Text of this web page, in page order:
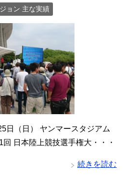
ョン 主な実績
日（日） ヤンマースタジアム
日本陸上競技選手権大・・・
続きを読む